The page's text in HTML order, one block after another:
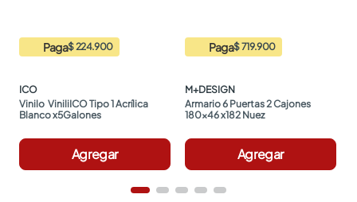
Paga$ 224.900
ICO
Vinilo  ViniliICO Tipo 1 Acrílica
Blanco x5Galones
Agregar
Paga$ 719.900
M+DESIGN
Armario 6 Puertas 2 Cajones
180x46 x182 Nuez
Agregar